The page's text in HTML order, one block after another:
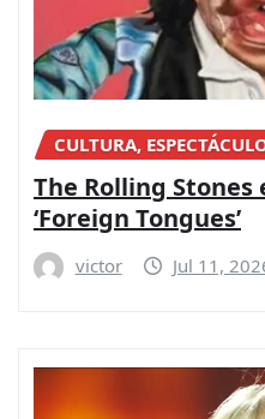
CULTURA,
The Rolling
‘Foreign Tongues’
victor Jul 11,